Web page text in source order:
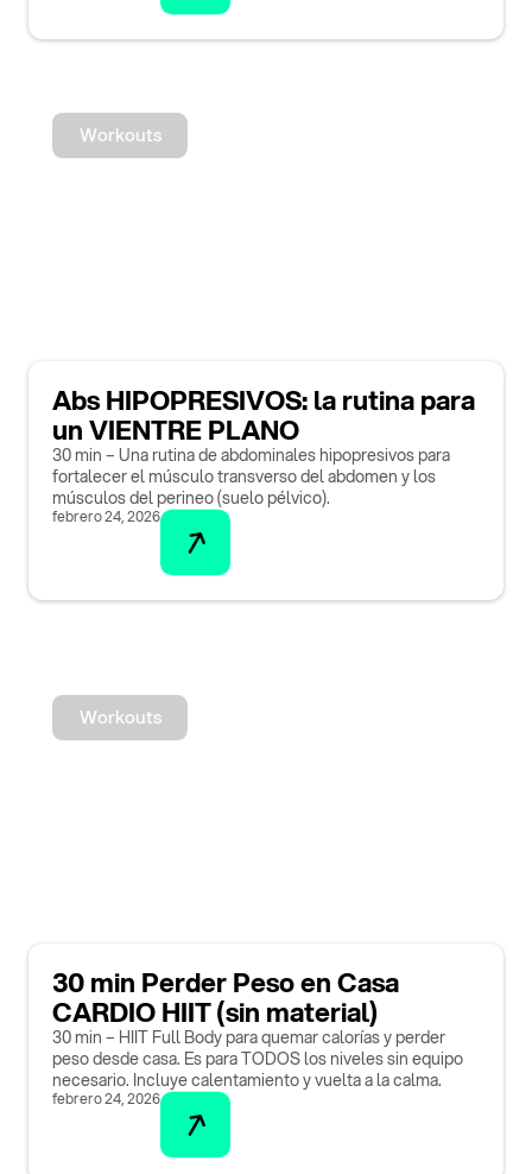
Workouts
Abs HIPOPRESIVOS: la rutina para
un VIENTRE PLANO
30 min – Una rutina de abdominales hipopresivos para
fortalecer el músculo transverso del abdomen y los
músculos del perineo (suelo pélvico).
febrero 24, 2026
Workouts
30 min Perder Peso en Casa
CARDIO HIIT (sin material)
30 min – HIIT Full Body para quemar calorías y perder
peso desde casa. Es para TODOS los niveles sin equipo
necesario. Incluye calentamiento y vuelta a la calma.
febrero 24, 2026